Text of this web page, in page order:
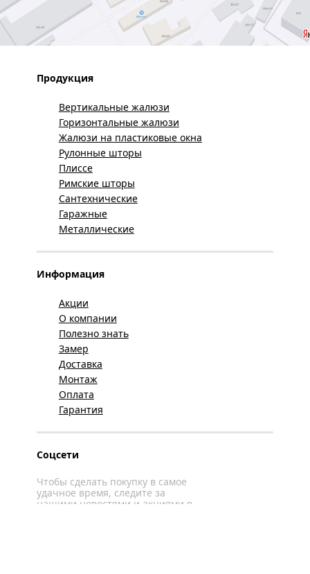
Продукция
Вертикальные жалюзи
Горизонтальные жалюзи
Жалюзи на пластиковые окна
Рулонные шторы
Плиссе
Римские шторы
Сантехнические
Гаражные
Металлические
Информация
Акции
О компании
Полезно знать
Замер
Доставка
Монтаж
Оплата
Гарантия
Соцсети
Чтобы сделать покупку в самое
удачное время, следите за
нашими новостями и акциями в